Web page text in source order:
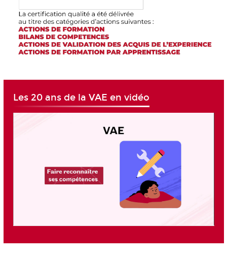
Les 20 ans de la VAE en vidéo